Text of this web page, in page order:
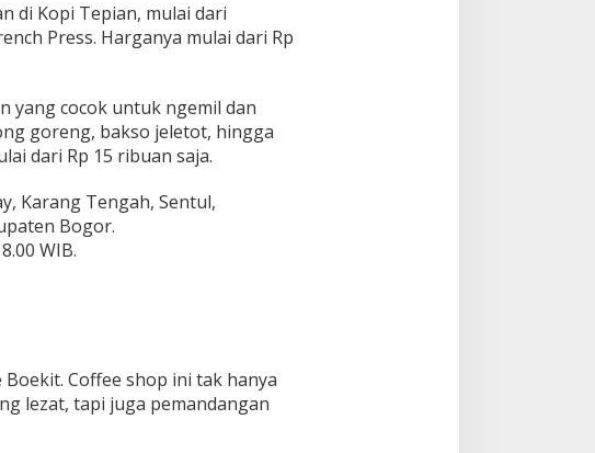
di Kopi Tepian, mulai dari
Press. Harganya mulai dari Rp
yang cocok untuk ngemil dan
goreng, bakso jeletot, hingga
dari Rp 15 ribuan saja.
Karang Tengah, Sentul,
Bogor.
WIB.
Coffee shop ini tak hanya
lezat, tapi juga pemandangan